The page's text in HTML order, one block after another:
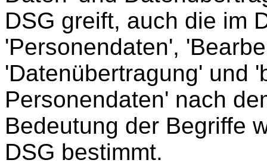
DSG greift, auch die im
'Personendaten',
'Datenübertragung' und
Personendaten' nach
Bedeutung der Begriffe
DSG bestimmt.